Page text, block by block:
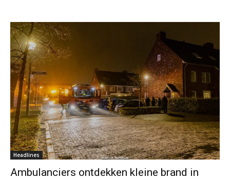
Headlines
Ambulanciers ontdekken kleine brand in